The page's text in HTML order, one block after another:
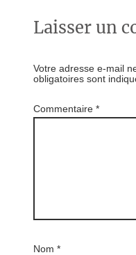
Laisser un
Votre adresse e-mail
obligatoires sont
Commentaire *
Nom *